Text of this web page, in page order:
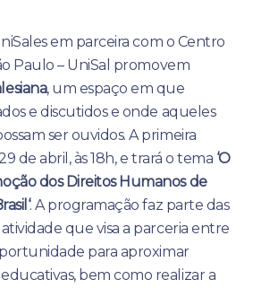
em parceira com o Centro
Paulo – UniSal promovem
, um espaço em que
e discutidos e onde aqueles
ser ouvidos. A primeira
de abril, às 18h, e trará o tema ‘O
dos Direitos Humanos de
‘. A programação faz parte das
que visa a parceria entre
para aproximar
bem como realizar a